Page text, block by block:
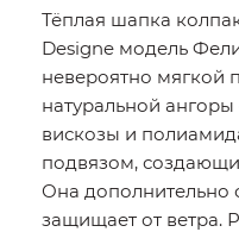
Тёплая шапка
Designe модель
невероятно мягкой
натуральной
вискозы и
подвязом,
Она дополнительно
защищает от ветра.